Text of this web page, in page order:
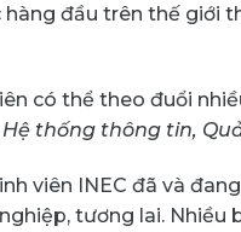
đầu trên thế giới
có thể theo đuổi
Hệ thống thông tin,
viên INEC đã và
tương lai. Nhiều